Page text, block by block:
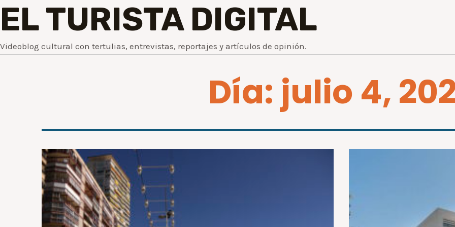
EL TURISTA DIGITAL
Videoblog cultural con tertulias, entrevistas, reportajes y artículos de opinión.
Día: julio 4,